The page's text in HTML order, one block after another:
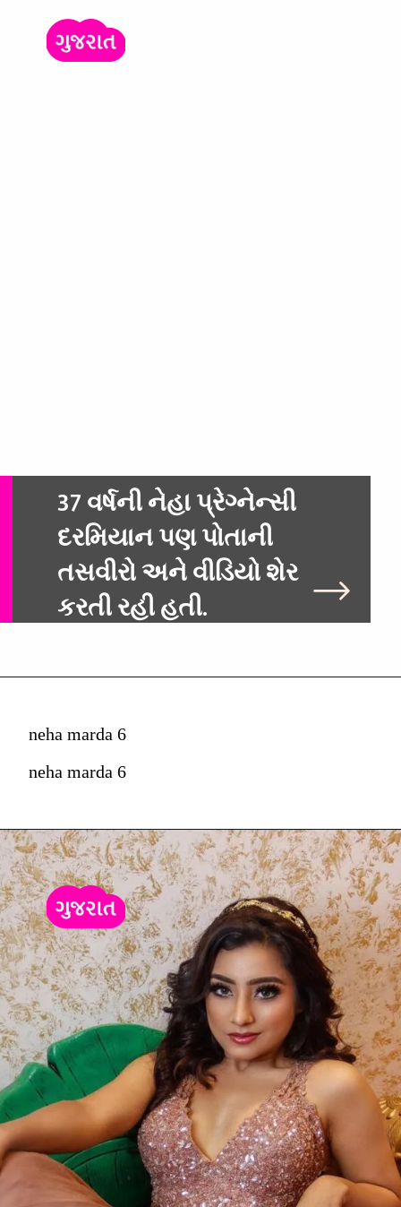
37 વર્ષની નેહા પ્રેગ્નેન્સી
દરમિયાન પણ પોતાની
તસવીરો અને વીડિયો શેર
કરત
neha marda 6
neha marda 6